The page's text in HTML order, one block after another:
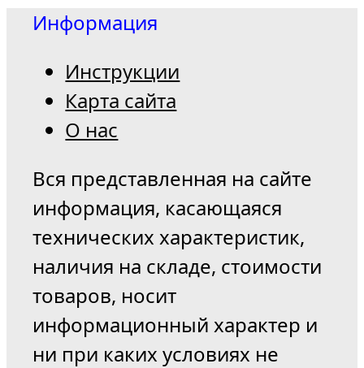
Информация
Инструкции
Карта сайта
О нас
Вся представленная на сайте
информация, касающаяся
технических характеристик,
наличия на складе, стоимости
товаров, носит
информационный характер и
ни при каких условиях не